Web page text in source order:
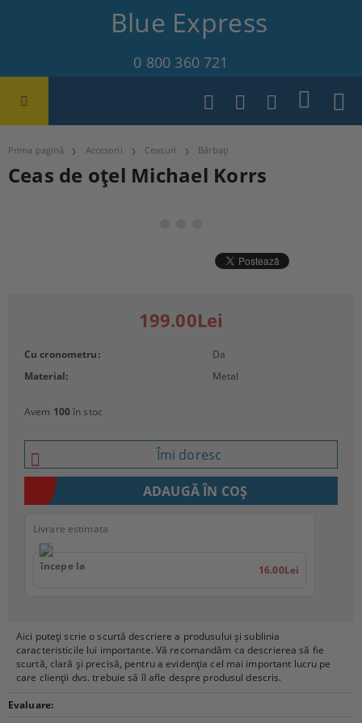
Blue Express
0 800 360 721
Prima pagină Accesorii Ceasuri Bărbați
Ceas de oțel Michael Korrs
Aici puteți scrie o scurtă descriere a produsului și sublinia
caracteristicile lui importante. Vă recomandăm ca descrierea să fie
scurtă, clară și precisă, pentru a evidenția cel mai important lucru pe
care clienții dvs. trebuie să îl afle despre produsul descris.
Evaluare:
199.00Lei
Cu cronometru:
Da
Material:
Metal
Avem 100în stoc
Îmi doresc
Livrare estimata
începe la 16.00Lei